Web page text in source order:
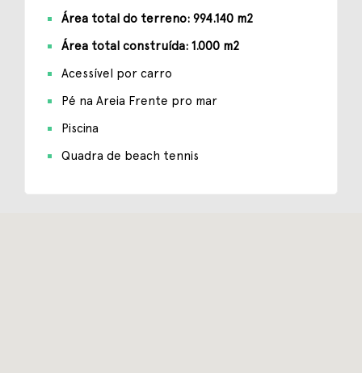
Área total do terreno: 994.140 m2
Área total construída: 1.000 m2
Acessível por carro
Pé na Areia Frente pro mar
Piscina
Quadra de beach tennis